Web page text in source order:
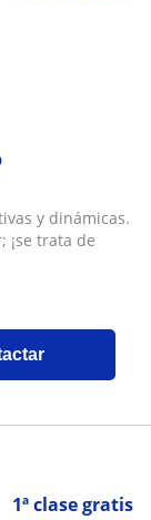
y dinámicas.
¡se trata de
1ª clase gratis